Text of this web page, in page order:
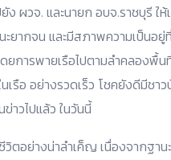
ผวจ. และนายก อบจ.ราชบุรี ให้
ากจน และมีสภาพความเป็นอยู่
การพายเรือไปตามลำคลองพื้น
เรือ อย่างรวดเร็ว โชคยังดีมีชา
าวไปแล้ว ในวันนี้
อย่างน่าลำเค็ญ เนื่องจากฐาน